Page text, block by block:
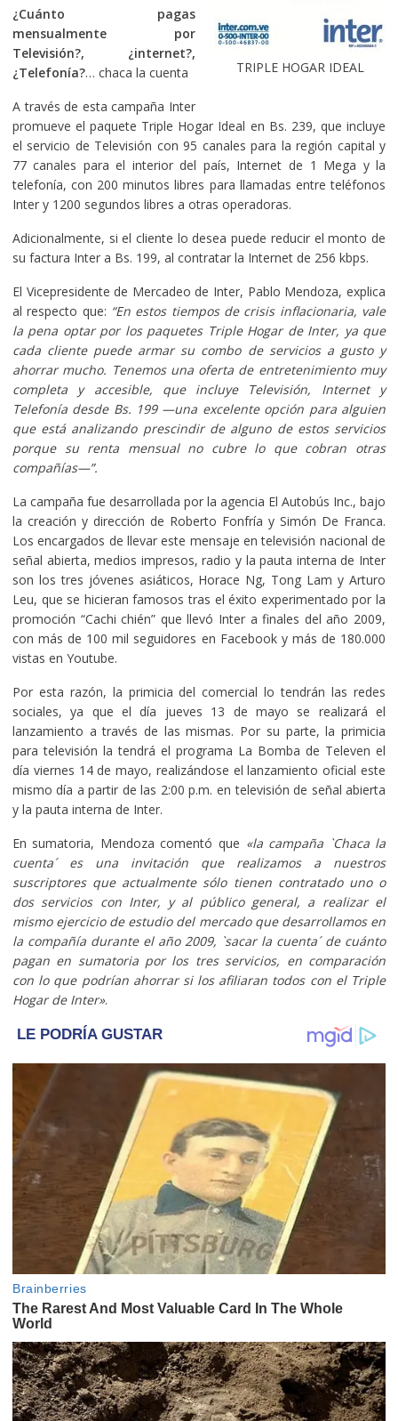
TRIPLE HOGAR IDEAL
¿Cuánto pagas
mensualmente por
Televisión?, ¿internet?,
¿Telefonía?… chaca la cuenta
A través de esta campaña Inter
promueve el paquete Triple Hogar Ideal en Bs. 239, que incluye
el servicio de Televisión con 95 canales para la región capital y
77 canales para el interior del país, Internet de 1 Mega y la
telefonía, con 200 minutos libres para llamadas entre teléfonos
Inter y 1200 segundos libres a otras operadoras.
Adicionalmente, si el cliente lo desea puede reducir el monto de
su factura Inter a Bs. 199, al contratar la Internet de 256 kbps.
El Vicepresidente de Mercadeo de Inter, Pablo Mendoza, explica
al respecto que: “En estos tiempos de crisis inflacionaria, vale
la pena optar por los paquetes Triple Hogar de Inter, ya que
cada cliente puede armar su combo de servicios a gusto y
ahorrar mucho. Tenemos una oferta de entretenimiento muy
completa y accesible, que incluye Televisión, Internet y
Telefonía desde Bs. 199 —una excelente opción para alguien
que está analizando prescindir de alguno de estos servicios
porque su renta mensual no cubre lo que cobran otras
compañías—”.
La campaña fue desarrollada por la agencia El Autobús Inc., bajo
la creación y dirección de Roberto Fonfría y Simón De Franca.
Los encargados de llevar este mensaje en televisión nacional de
señal abierta, medios impresos, radio y la pauta interna de Inter
son los tres jóvenes asiáticos, Horace Ng, Tong Lam y Arturo
Leu, que se hicieran famosos tras el éxito experimentado por la
promoción “Cachi chién” que llevó Inter a finales del año 2009,
con más de 100 mil seguidores en Facebook y más de 180.000
vistas en Youtube.
Por esta razón, la primicia del comercial lo tendrán las redes
sociales, ya que el día jueves 13 de mayo se realizará el
lanzamiento a través de las mismas. Por su parte, la primicia
para televisión la tendrá el programa La Bomba de Televen el
día viernes 14 de mayo, realizándose el lanzamiento oficial este
mismo día a partir de las 2:00 p.m. en televisión de señal abierta
y la pauta interna de Inter.
En sumatoria, Mendoza comentó que «la campaña `Chaca la
cuenta´ es una invitación que realizamos a nuestros
suscriptores que actualmente sólo tienen contratado uno o
dos servicios con Inter, y al público general, a realizar el
mismo ejercicio de estudio del mercado que desarrollamos en
la compañía durante el año 2009, `sacar la cuenta´ de cuánto
pagan en sumatoria por los tres servicios, en comparación
con lo que podrían ahorrar si los afiliaran todos con el Triple
Hogar de Inter».